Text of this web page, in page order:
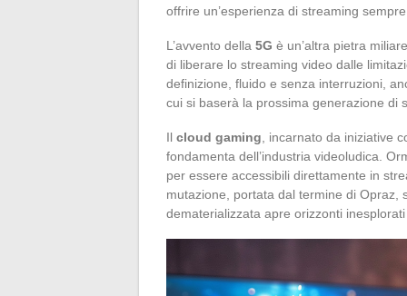
offrire un’esperienza di streaming
L’avvento della 5G è un’altra pietra
di liberare lo streaming video dalle
definizione, fluido e senza interruzioni,
cui si baserà la prossima generazione di
Il cloud gaming , incarnato da iniziative
fondamenta dell’industria videoludica.
per essere accessibili direttamente in
mutazione, portata dal termine di Opraz,
dematerializzata apre orizzonti